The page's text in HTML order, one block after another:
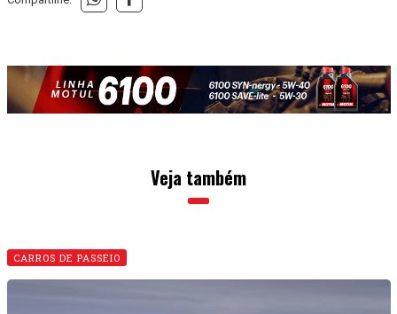
Veja também
CARROS DE PASSEIO